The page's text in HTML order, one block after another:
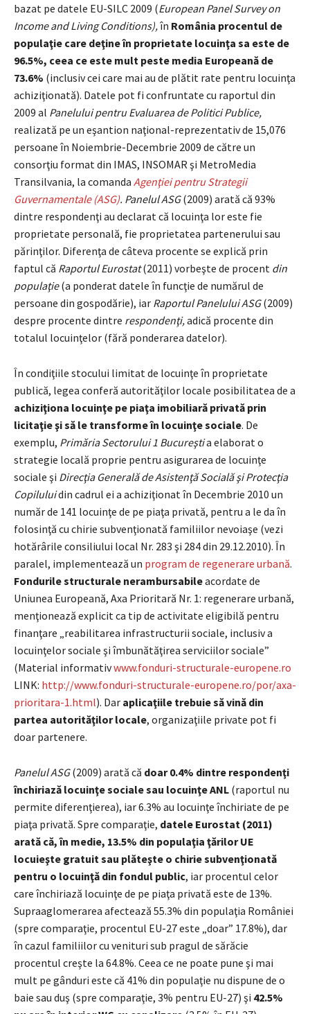
bazat pe datele EU-SILC 2009 (European Panel Survey on
Income and Living Conditions),în România procentul de
populaţie care deţine în proprietate locuinţa sa este de
96.5%, ceea ce este mult peste media Europeană de
73.6% (inclusiv cei care mai au de plătit rate pentru locuinţa
achiziţionată). Datele pot fi confruntate cu raportul din
2009 al Panelului pentru Evaluarea de Politici Publice,
realizată pe un eşantion naţional-reprezentativ de 15,076
persoane în Noiembrie-Decembrie 2009 de către un
consorţiu format din IMAS, INSOMAR şi MetroMedia
Transilvania, la comanda Agenţiei pentru Strategii
Guvernamentale (ASG). Panelul ASG(2009) arată că 93%
dintre respondenţi au declarat că locuinţa lor este fie
proprietate personală, fie proprietatea partenerului sau
părinţilor. Diferenţa de câteva procente se explică prin
faptul că Raportul Eurostat(2011) vorbeşte de procent din
populaţie(a ponderat datele în funcţie de numărul de
persoane din gospodărie), iar Raportul Panelului ASG(2009)
despre procente dintre respondenţi,adică procente din
totalul locuinţelor (fără ponderarea datelor).
În condiţiile stocului limitat de locuinţe în proprietate
publică, legea conferă autorităţilor locale posibilitatea de a
achiziţiona locuinţe pe piaţa imobiliară privată prin
licitaţie şi să le transforme în locuinţe sociale. De
exemplu, Primăria Sectorului 1 Bucureştia elaborat o
strategie locală proprie pentru asigurarea de locuinţe
sociale şi Direcţia Generală de Asistenţă Socială şi Protecţia
Copiluluidin cadrul ei a achiziţionat în Decembrie 2010 un
număr de 141 locuinţe de pe piaţa privată, pentru a le da în
folosinţă cu chirie subvenţionată familiilor nevoiaşe (vezi
hotărârile consiliului local Nr. 283 şi 284 din 29.12.2010). În
paralel, implementează un program de regenerare urbană.
Fondurile structurale nerambursabileacordate de
Uniunea Europeană, Axa Prioritară Nr. 1: regenerare urbană,
menţionează explicit ca tip de activitate eligibilă pentru
finanţare „reabilitarea infrastructurii sociale, inclusiv a
locuinţelor sociale şi îmbunătăţirea serviciilor sociale”
(Material informativwww.fonduri-structurale-europene.ro
LINK: http://www.fonduri-structurale-europene.ro/por/axa-
prioritara-1.html). Dar aplicaţiile trebuie să vină din
partea autorităţilor locale, organizaţiile private pot fi
doar partenere.
Panelul ASG(2009) arată că doar 0.4% dintre respondenţi
închiriază locuinţe sociale sau locuinţe ANL (raportul nu
permite diferenţierea), iar 6.3% au locuinţe închiriate de pe
piaţa privată. Spre comparaţie, datele Eurostat (2011)
arată că, în medie, 13.5% din populaţia ţărilor UE
locuieşte gratuit sau plăteşte o chirie subvenţionată
pentru o locuinţă din fondul public, iar procentul celor
care închiriază locuinţe de pe piaţa privată este de 13%.
Supraaglomerarea afectează 55.3% din populaţia României
(spre comparaţie, procentul EU-27 este „doar” 17.8%), dar
în cazul familiilor cu venituri sub pragul de sărăcie
procentul creşte la 64.8%. Ceea ce ne poate pune şi mai
mult pe gânduri este că 41% din populaţie nu dispune de o
baie sau duş (spre comparaţie, 3% pentru EU-27) şi 42.5%